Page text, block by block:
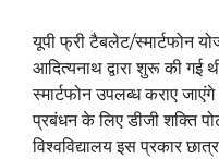
यूपी फ्री टैबलेट/स्मार्टफोन
आदित्यनाथ द्वारा शुरू की
स्मार्टफोन उपलब्ध कराए
प्रबंधन के लिए डीजी शक्ति
विश्वविद्यालय इस प्रकार